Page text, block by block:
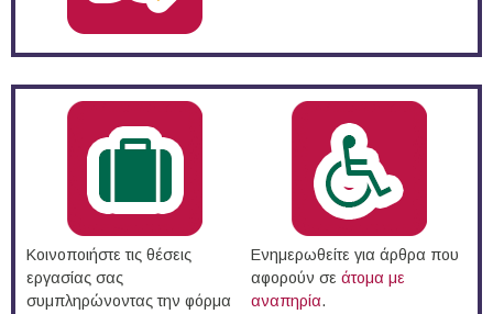
Κοινοποιήστε τις θέσεις
εργασίας σας
συμπληρώνοντας την φόρμα
Ενημερωθείτε για άρθρα που
αφορούν σε άτομα με
αναπηρία.